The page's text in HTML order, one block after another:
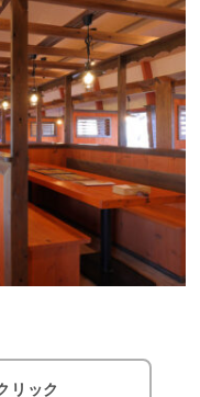
リック